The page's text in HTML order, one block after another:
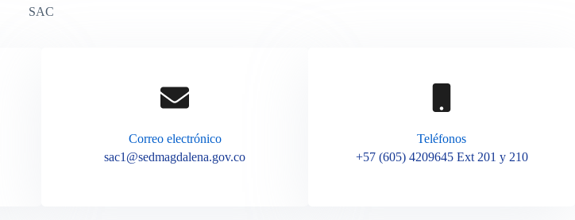
SAC
Correo electrónico
sac1@sedmagdalena.gov.co
Teléfonos
+57 (605) 4209645 Ext 201 y 210